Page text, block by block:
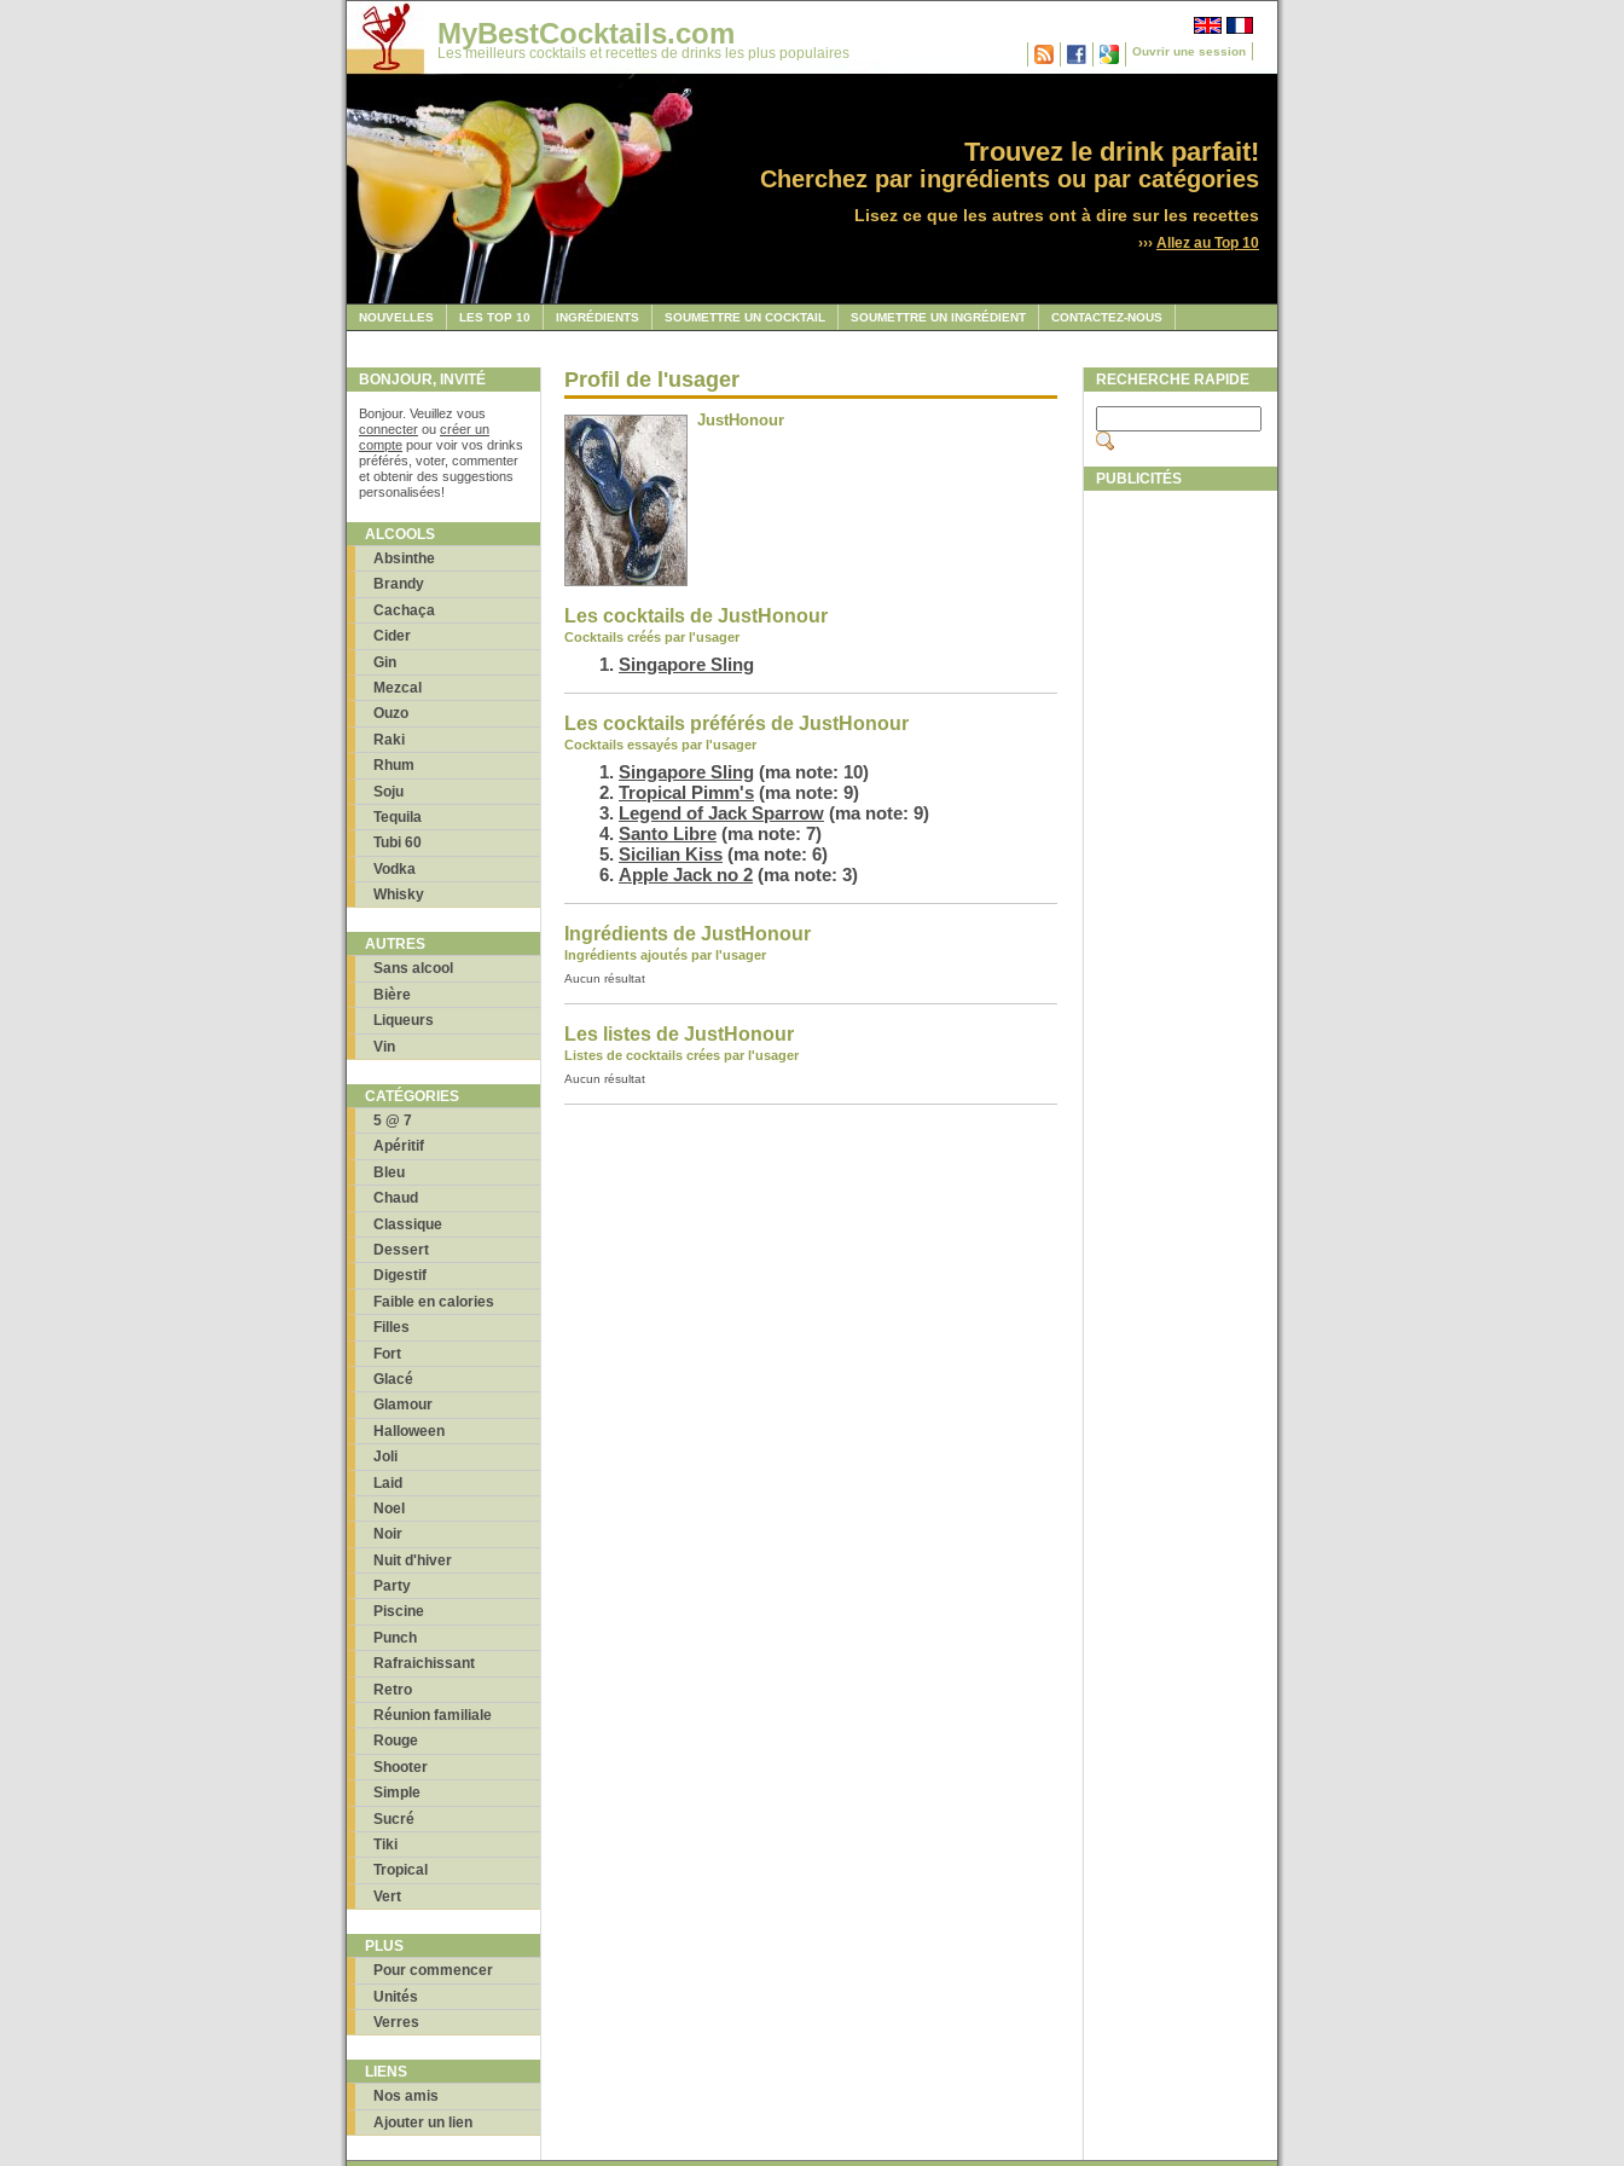
Ouvrir une session
MyBestCocktails.com
Les meilleurs cocktails et recettes de drinks les plus populaires
Trouvez le drink parfait!
Cherchez par ingrédients ou par catégories
Lisez ce que les autres ont à dire sur les recettes
››› Allez au Top 10
NOUVELLES LES TOP 10 INGRÉDIENTS SOUMETTRE UN COCKTAIL SOUMETTRE UN INGRÉDIENT CONTACTEZ-NOUS
BONJOUR, INVITÉ
Bonjour. Veuillez vous
connecter ou créer un
compte pour voir vos drinks
préférés, voter, commenter
et obtenir des suggestions
personalisées!
ALCOOLS
Absinthe
Brandy
Cachaça
Cider
Gin
Mezcal
Ouzo
Raki
Rhum
Soju
Tequila
Tubi 60
Vodka
Whisky
AUTRES
Sans alcool
Bière
Liqueurs
Vin
CATÉGORIES
5 @ 7
Apéritif
Bleu
Chaud
Classique
Dessert
Digestif
Faible en calories
Filles
Fort
Glacé
Glamour
Halloween
Joli
Laid
Noel
Noir
Nuit d'hiver
Party
Piscine
Punch
Rafraichissant
Retro
Réunion familiale
Rouge
Shooter
Simple
Sucré
Tiki
Tropical
Vert
PLUS
Pour commencer
Unités
Verres
LIENS
Nos amis
Ajouter un lien
Profil de l'usager
JustHonour
Les cocktails de JustHonour
Cocktails créés par l'usager
Singapore Sling
Les cocktails préférés de JustHonour
Cocktails essayés par l'usager
Singapore Sling (ma note: 10)
Tropical Pimm's (ma note: 9)
Legend of Jack Sparrow (ma note: 9)
Santo Libre (ma note: 7)
Sicilian Kiss (ma note: 6)
Apple Jack no 2 (ma note: 3)
Ingrédients de JustHonour
Ingrédients ajoutés par l'usager
Aucun résultat
Les listes de JustHonour
Listes de cocktails crées par l'usager
Aucun résultat
RECHERCHE RAPIDE
PUBLICITÉS